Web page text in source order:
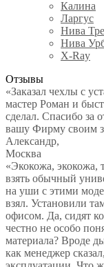
Калина
Ларгус
Нива
Нива
X-Ray
Отзывы
«Заказал чехлы с
мастер Роман и
сделал. Спасибо за
вашу Фирму своим
Александр,
Москва
«Экокожа, экокожа,
взять обычный
на уши с этими
взял. Установили
офисом. Да, сидят
честно не особо
материала? Вроде
как менеджер